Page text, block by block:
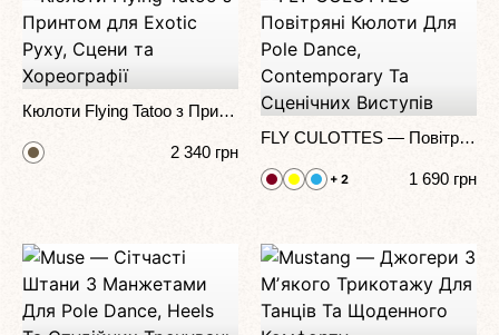
Кюлоти Flying Tatoo з Принтом для Exotic Руху, Сцени та Хореографії
2 340 грн
FLY CULOTTES — Повітряні Кюлоти Для Pole Dance, Contemporary Та Сценічних Виступів
1 690 грн
+ 2